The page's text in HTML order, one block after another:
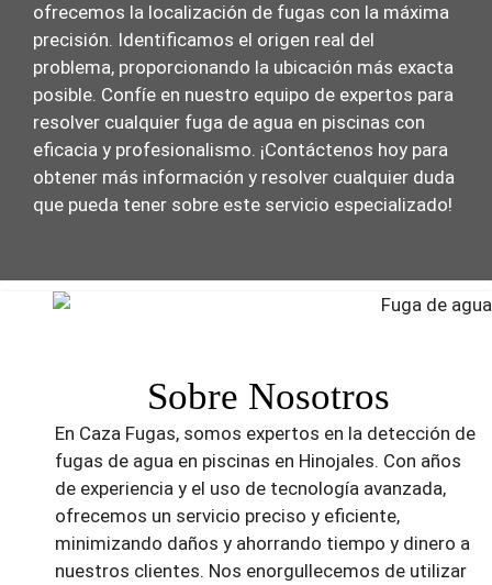
ofrecemos la localización de fugas con la máxima
precisión. Identificamos el origen real del
problema, proporcionando la ubicación más exacta
posible. Confíe en nuestro equipo de expertos para
resolver cualquier fuga de agua en piscinas con
eficacia y profesionalismo. ¡Contáctenos hoy para
obtener más información y resolver cualquier duda
que pueda tener sobre este servicio especializado!
Sobre Nosotros
En Caza Fugas, somos expertos en la detección de
fugas de agua en piscinas en Hinojales. Con años
de experiencia y el uso de tecnología avanzada,
ofrecemos un servicio preciso y eficiente,
minimizando daños y ahorrando tiempo y dinero a
nuestros clientes. Nos enorgullecemos de utilizar